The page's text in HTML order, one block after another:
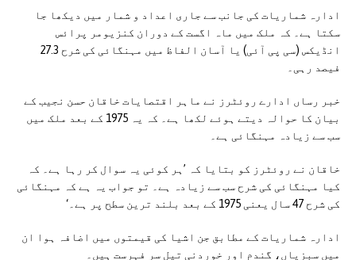
ادارہ شماریات کی جانب سے جاری اعداد و شمار میں دیکھا جا
سکتا ہے۔ کہ ملک میں ماہ اگست کے دوران کنزیومر پرائس
انڈیکس (سی پی آئی) یا آسان الفاظ میں مہنگائی کی شرح 27.3
فیصد رہی۔
خبر رساں ادارے روئٹرز نے ماہر اقتصایات خاقان حسن نجیب کے
بیان کا حوالہ دیتے ہوئے لکھا ہے۔ کہ یہ 1975 کے بعد ملک میں
سب سے زیادہ مہنگائی ہے۔
خاقان نے روئٹرز کو بتایا کہ ’ہر کوئی یہ سوال کر رہا ہے۔ کہ
کیا مہنگائی کی شرح سب سے زیادہ ہے۔ تو جواب یہ ہے کہ مہنگائی
کی شرح 47 سال یعنی 1975 کے بعد بلند ترین سطح پر ہے۔‘
ادارہ شماریات کے مطابق جن اشیا کی قیمتوں میں اضافہ ہوا ان
میں سبزیاں، گندم اور خوردنی تیل سر فہرست ہیں۔